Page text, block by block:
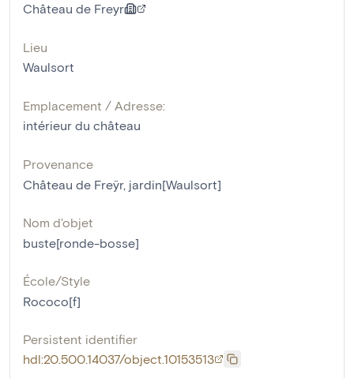
Château de Freyr
Lieu
Waulsort
Emplacement / Adresse:
intérieur du château
Provenance
Château de Freÿr, jardin[Waulsort]
Nom d'objet
buste[ronde-bosse]
École/Style
Rococo[f]
Persistent identifier
hdl:20.500.14037/object.10153513